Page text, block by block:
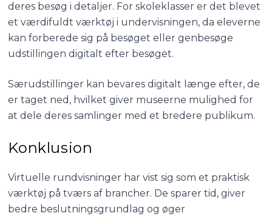
deres besøg i detaljer. For skoleklasser er det blevet
et værdifuldt værktøj i undervisningen, da eleverne
kan forberede sig på besøget eller genbesøge
udstillingen digitalt efter besøget.
Særudstillinger kan bevares digitalt længe efter, de
er taget ned, hvilket giver museerne mulighed for
at dele deres samlinger med et bredere publikum.
Konklusion
Virtuelle rundvisninger har vist sig som et praktisk
værktøj på tværs af brancher. De sparer tid, giver
bedre beslutningsgrundlag og øger